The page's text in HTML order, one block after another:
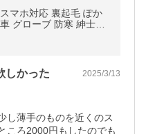
ホ対応 裏起毛 ぽか
グローブ 防寒 紳士用
しかった 2025/3/13
し薄手のものを近くのス
ころ2000円もしたのでも